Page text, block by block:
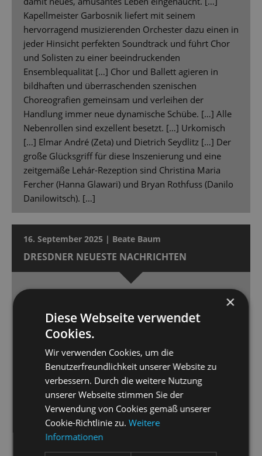
Kapellmeister Garbosnik liefert mit seinem
hervorragend musizierenden Orchester dazu einen in
jeder Hinsicht perfekten Soundtrack und führt Chor
und Solisten zu einer beeindruckenden
Ensemblequalität […] Chor und Ballett agieren in
bildhaften und überraschenden szenischen
Choreografien gemeinsam und verleihen der
Handlung immer neue dynamische Schübe. […] Alle
Nebenrollen sind exzellent besetzt. […] Urkomisch
[…] Elmar André (Zeta) und Dietrich Seydlitz […] Der
große Glücksgriff für diese Inszenierung und eine
zeitgemäße Lehár-Rezeption sind Christina Maria
Fercher (Hanna Glawari) und Bryan Rothfuss (Danilo
Danilowitsch). […]
16. September 2025 | Beate Baum
DRESDNER NEUESTE NACHRICHTEN
Die „Kinostar“-Inszenierung der Staatsoperette
Dresden feierte Premiere.
[…] das ist sehens- und vor allem hörenswert. […]
Perfekt choreografiert und musikalisch in Szene
gesetzt, kann man sich mit „Kinostar“ [...] 90 Minuten
lang unterhalten lassen. […] Dimitra Kalaitzi macht
ihre Sache großartig. […] Ihr Gegenpart, Gero
Wendorff als Axel Swift, ist ein überzeugender
Hallodri, der ebenfalls gesanglich überzeugt […] Ein
wirklicher Pluspunkt der Inszenierung ist jedoch die
×
Diese Webseite verwendet
Cookies.
Wir verwenden Cookies, um die
Benutzerfreundlichkeit unserer Website zu
verbessern. Durch die weitere Nutzung
unserer Webseite stimmen Sie der
Verwendung von Cookies gemäß unserer
Cookie-Richtlinie zu.Weitere
Informationen